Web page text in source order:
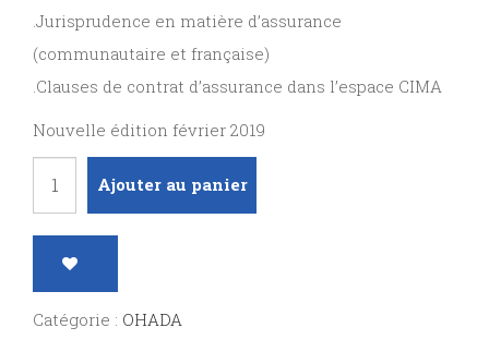
.Jurisprudence en matière d’assurance
(communautaire et française)
.Clauses de contrat d’assurance dans l’espace CIMA
Nouvelle édition février 2019
Code
CIMA
Ajouter au panier
Catégorie : OHADA